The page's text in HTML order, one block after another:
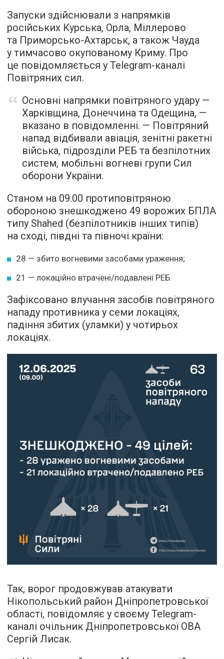
Запуски здійснювали з напрямків
російських Курська, Орла, Міллерово
та Приморсько-Ахтарськ, а також Чауда
у тимчасово окупованому Криму. Про
це повідомляється у Telegram-каналі
Повітряних сил.
Основні напрямки повітряного удару —
Харківщина, Донеччина та Одещина, —
вказано в повідомленні. — Повітряний
напад відбивали авіація, зенітні ракетні
війська, підрозділи РЕБ та безпілотних
систем, мобільні вогневі групи Сил
оборони України.
Станом на 09.00 протиповітряною
обороною знешкоджено 49 ворожих БПЛА
типу Shahed (безпілотників інших типів)
на сході, півдні та півночі країни:
28 — збито вогневими засобами ураження;
21 — локаційно втрачені/подавлені РЕБ.
Зафіксовано влучання засобів повітряного
нападу противника у семи локаціях,
падіння збитих (уламки) у чотирьох
локаціях.
Так, ворог продовжував атакувати
Нікопольський район Дніпропетровської
області, повідомляє у своєму Telegram-
каналі очільник Дніпропетровської ОВА
Сергій Лисак.